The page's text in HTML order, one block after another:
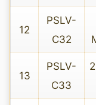
12
PSLV-
C32
13
PSLV-
C33